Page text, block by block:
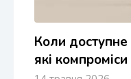
Коли
які